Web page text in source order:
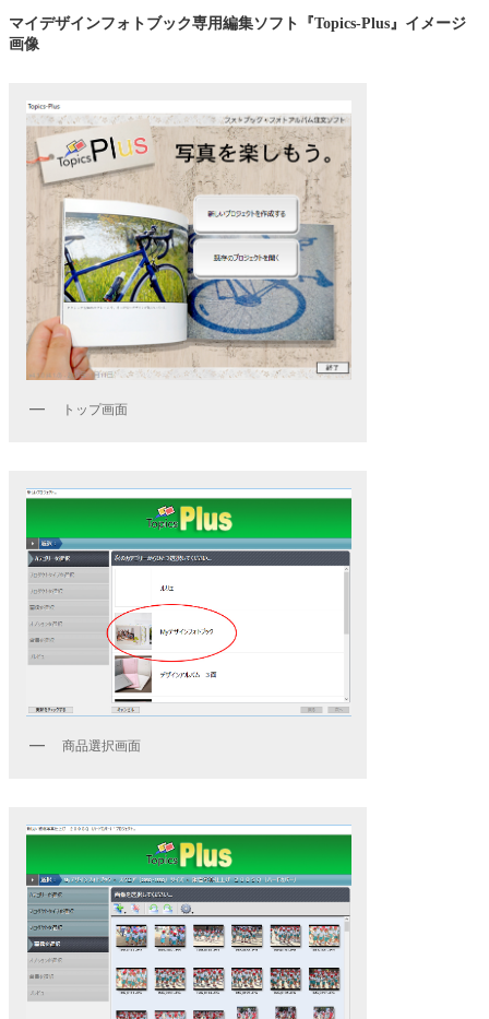
マイデザインフォトブック専用編集ソフト『Topics-Plus』イメージ
画像
トップ画面
商品選択画面